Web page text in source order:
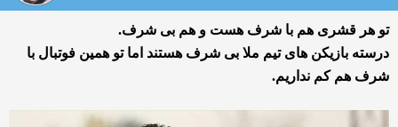
تو هر قشری هم با شرف هست و هم بی شرف.
درسته بازیکن های تیم ملا بی شرف هستند اما تو همین فوتبال با
شرف هم کم نداریم.